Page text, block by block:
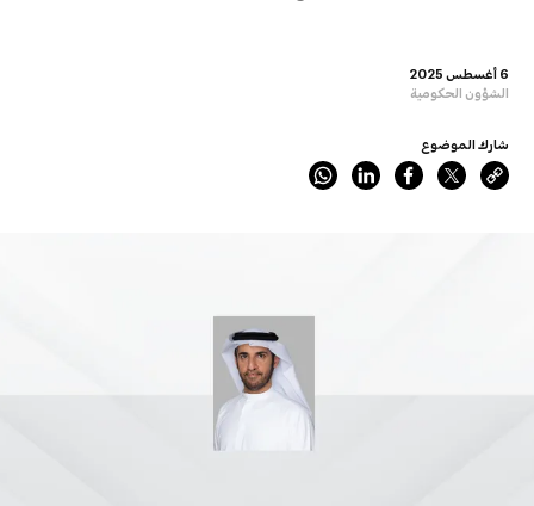
6 أغسطس 2025
الشؤون الحكومية
شارك الموضوع